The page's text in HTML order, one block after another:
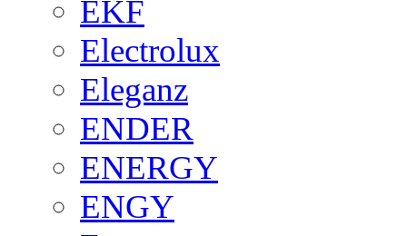
EKF
Electrolux
Eleganz
ENDER
ENERGY
ENGY